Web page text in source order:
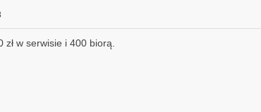
w serwisie i 400 biorą.